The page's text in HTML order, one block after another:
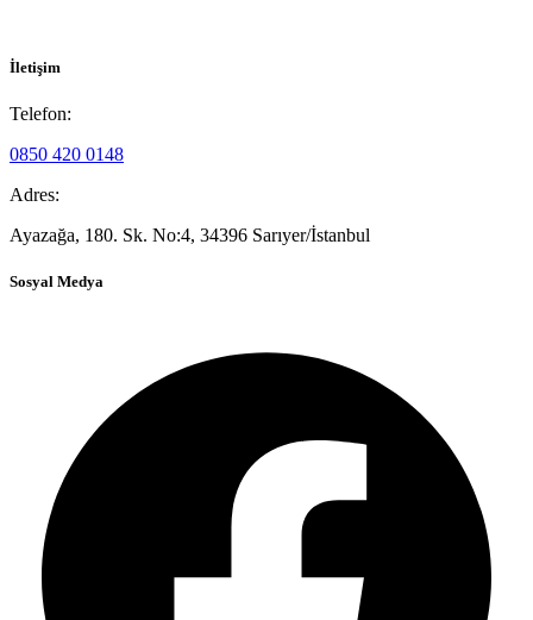
İletişim
Telefon:
0850 420 0148
Adres:
Ayazağa, 180. Sk. No:4, 34396 Sarıyer/İstanbul
Sosyal Medya